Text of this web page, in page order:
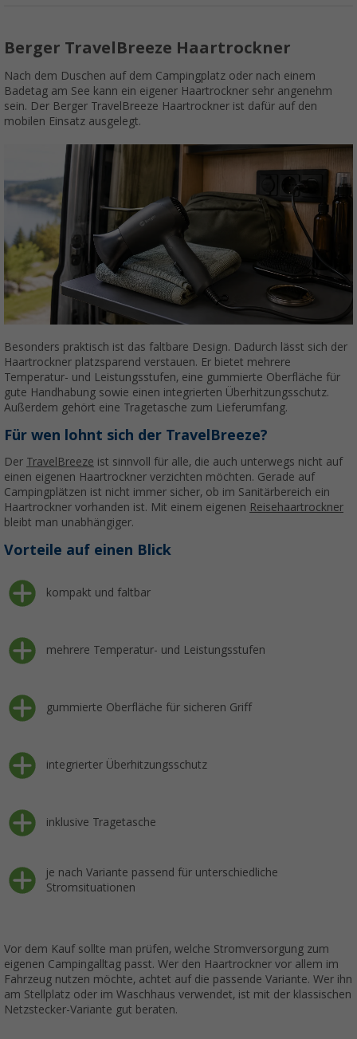
Berger TravelBreeze Haartrockner
Nach dem Duschen auf dem Campingplatz oder nach einem
Badetag am See kann ein eigener Haartrockner sehr angenehm
sein. Der Berger TravelBreeze Haartrockner ist dafür auf den
mobilen Einsatz ausgelegt.
Besonders praktisch ist das faltbare Design. Dadurch lässt sich der
Haartrockner platzsparend verstauen. Er bietet mehrere
Temperatur- und Leistungsstufen, eine gummierte Oberfläche für
gute Handhabung sowie einen integrierten Überhitzungsschutz.
Außerdem gehört eine Tragetasche zum Lieferumfang.
Für wen lohnt sich der TravelBreeze?
Der TravelBreeze ist sinnvoll für alle, die auch unterwegs nicht auf
einen eigenen Haartrockner verzichten möchten. Gerade auf
Campingplätzen ist nicht immer sicher, ob im Sanitärbereich ein
Haartrockner vorhanden ist. Mit einem eigenen Reisehaartrockner
bleibt man unabhängiger.
Vorteile auf einen Blick
kompakt und faltbar
mehrere Temperatur- und Leistungsstufen
gummierte Oberfläche für sicheren Griff
integrierter Überhitzungsschutz
inklusive Tragetasche
je nach Variante passend für unterschiedliche
Stromsituationen
Vor dem Kauf sollte man prüfen, welche Stromversorgung zum
eigenen Campingalltag passt. Wer den Haartrockner vor allem im
Fahrzeug nutzen möchte, achtet auf die passende Variante. Wer ihn
am Stellplatz oder im Waschhaus verwendet, ist mit der klassischen
Netzstecker-Variante gut beraten.